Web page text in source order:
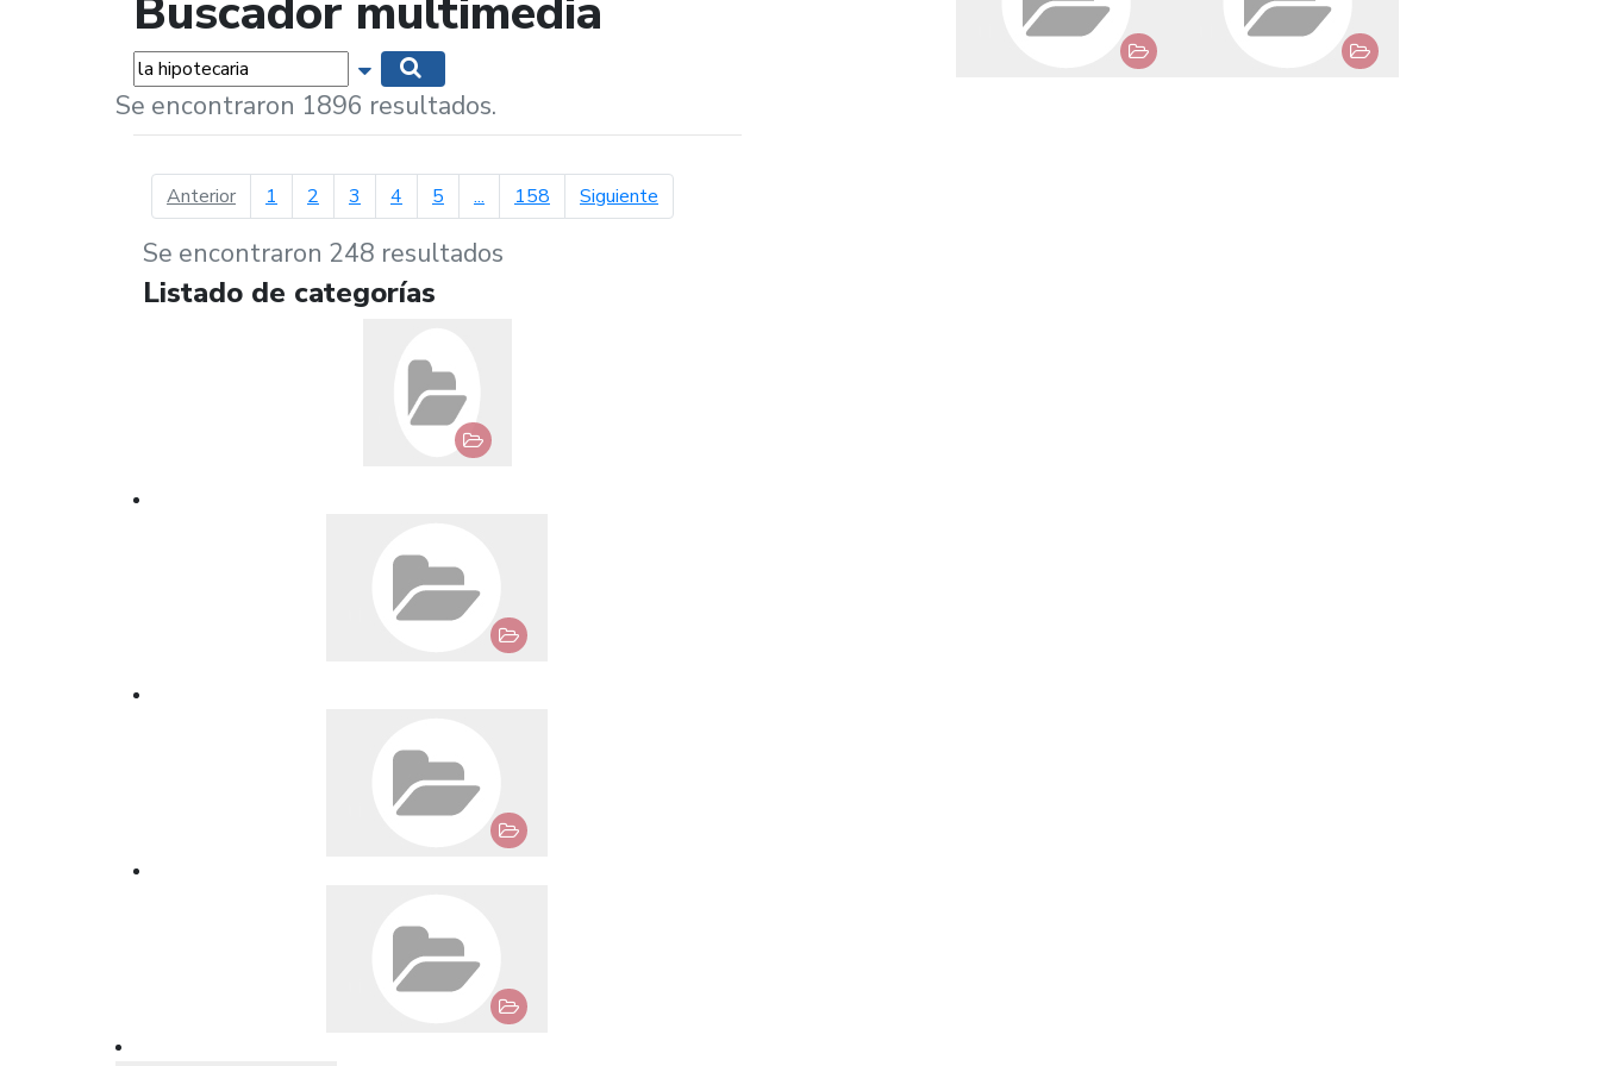
Buscador multimedia
Palabras... Mostrar opciones de búsqueda
Se encontraron 1896 resultados.
Anteriorpágina anterior
1 2 3 4 5 ... 158 Siguientepágina siguiente
Se encontraron 248 resultados
Listado de categorías